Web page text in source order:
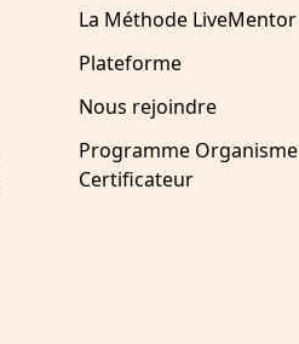
La Méthode LiveMentor
Plateforme
Nous rejoindre
Programme Organisme
Certificateur